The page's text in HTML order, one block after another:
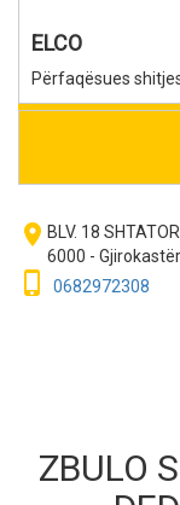
ELCO
Përfaqësues
room BLV. 18
6000 - Gjirokastër
phone_iphone 0682972308
ZBULO